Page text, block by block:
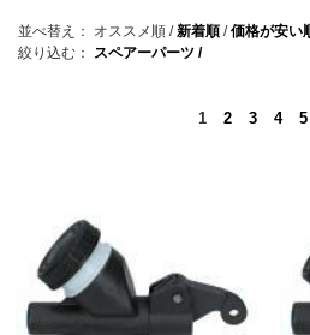
並べ替え： オススメ順 /新着順 /価格が安い
絞り込む： スペアーパーツ /
1 2 3 4 5